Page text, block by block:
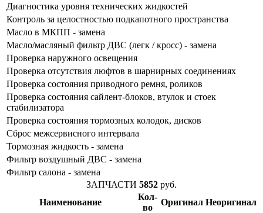
Диагностика уровня технических жидкостей
Контроль за целостностью подкапотного пространства
Масло в МКПП - замена
Масло/масляный фильтр ДВС (легк / кросс) - замена
Проверка наружного освещения
Проверка отсутствия люфтов в шарнирных соединениях
Проверка состояния приводного ремня, роликов
Проверка состояния сайлент-блоков, втулок и стоек
стабилизатора
Проверка состояния тормозных колодок, дисков
Сброс межсервисного интервала
Тормозная жидкость - замена
Фильтр воздушный ДВС - замена
Фильтр салона - замена
ЗАПЧАСТИ 5852 руб.
Наименование
Кол-
во
Оригинал Неоригинал